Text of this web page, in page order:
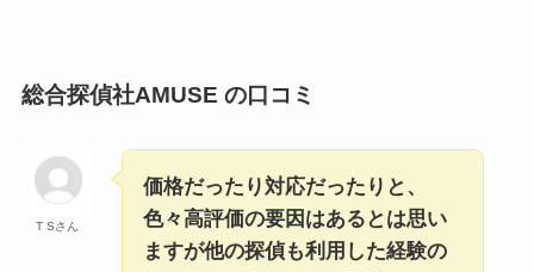
総合探偵社AMUSE の口コミ
T Sさん
価格だったり対応だったりと、
色々高評価の要因はあるとは思い
ますが他の探偵も利用した経験の